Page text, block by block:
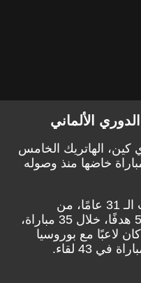
الألماني
كين، الهاتريك الخامس
في الدوري الألماني، بعد 35 مباراة خاضها منذ وصوله
وتمكن المهاجم الإنجليزي صاحب الـ 31 عامًا، من
المساهمة مع بايرن ميونخ في 50 هدفًا، خلال 35 مباراة،
لاعبًا مع بوروسيا